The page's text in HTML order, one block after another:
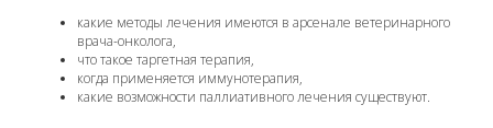
какие методы лечения имеются в арсенале ветеринарного
врача-онколога,
что такое таргетная терапия,
когда применяется иммунотерапия,
какие возможности паллиативного лечения существуют.